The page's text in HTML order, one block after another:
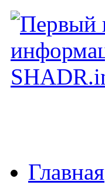
Главная